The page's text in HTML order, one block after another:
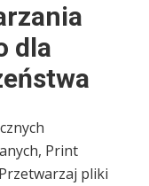
dla
Print
pliki